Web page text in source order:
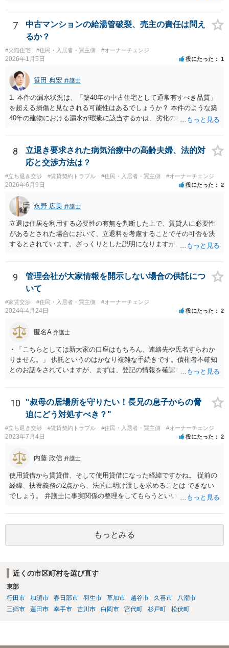
とにはなります。 また、建物は旦那さんも２分の１を相続したことに
なっていますが、 遺産分割未了のまま旦那さんが亡くなると、ご質問
者様がその２分の１の分を相続することになります。 借家に建ってい
る建物の相続問題が２０年以上未解決である理由が不明ではあります
が、 まずはその点をはっきりさせた方がよさそうですね。 ご質問に対
する回答は以上ですが、可能であれば、ご依頼になるかは別にして、
お近くの弁護士に直接相談されて、今後の対応についてアドバイスを
求めることをおすすめいたします。 ご参考にしていただけますと幸い
です。
7
中古マンションの給湯管破裂、売主の責任は問え
るか？
#欠陥住宅 #住民・入居者・買主側 #オーナーチェンジ
2026年1月5日 役にたった 1
笹田 典宏 弁護士
1. 本件の漏水状況は、「築40年の中古住宅として通常有すべき品質」
を超える損傷と見なされる可能性はあるでしょうか？ 本件のような築
40年の建物における漏水が瑕疵に該当するかは、劣化の程度や居住へ
ば、通常生じうる事象であるとも考えられます。 一方で、建物内部の
漏水は居住を困難にする要素の一つであり、漏水の箇所や程度によっ
ては瑕疵と判断される可能性があります。 2. 当方は購入時点で賃貸借
契約が継続中であり、給湯管等の劣化状態を実見できませんでした。
この点は契約不適合の主張において、有利な事情と評価される可能性
はありますか？ 当事者がその劣化状態を想定していたか（想定するの
が相当か）が重要ですので、劣化状態を確認していないことをもっ
て、直ちに有利な事情にはならないと思われます。 3. 売主または仲介
業者から、給湯管や水回りに関して劣化・交換歴などの説明は一切あ
りませんでした。この点は「説明義務違反」としての損害賠償請求に
使える可能性はありますか？ 売主または仲介業者が給湯管の劣化等を
認識していたにもかかわらず、説明を一切しなかった場合、説明義務
違反として損害賠償請求が認められる可能性があります。 4. 本件の給
湯管は壁体内に埋設されており、購入時の目視確認が困難でした。こ
のような隠れた部分の損傷は、契約不適合責任の対象となり得るでし
ょうか？ なりえます。 壁体内に埋設されているなど、購入時の通常の
注意では発見できない「隠れた」部分の損傷も、契約不適合責任の対
象となり得ます。「瑕疵」とは、目的物が通常有すべき品質・性能を
瑕疵の成否を直接左右するものではありません。
8
立退き要求された病気治療中の高齢夫婦、法的対
応と交渉方法は？
#立ち退き交渉 #賃貸契約トラブル #住民・入居者・買主側 #オーナーチェンジ
2026年6月9日 役にたった 2
永野 広美 弁護士
立退は住居を利用する必要性の有無を判断した上で、賃貸人に必要性
があるとされた場合において、立退料を考慮することでその可否を決
するとされています。ざっくりとした説明になりますが。具体的な事
聞かせください。
9
管理会社が大家情報を開示しない場合の供託につ
いて
#家賃交渉 #住民・入居者・買主側 #オーナーチェンジ
2024年4月24日 役にたった 2
匿名A 弁護士
・「こちらとしては新大家の口座はもちろん、連絡先や氏名すらわか
りません。」 供託というのはかなり複雑な手続きです。債権者不確知
とのお話をされていますが、まずは、登記の情報を確認なさってくだ
10
"叔母の居場所を守りたい！長兄の息子からの脅
迫にどう対処すべき？"
#立ち退き交渉 #賃貸契約トラブル #住民・入居者・買主側 #オーナーチェンジ
2023年7月4日 役にたった 2
内藤 政信 弁護士
使用貸借から賃貸借、そして使用貸借になった経緯ですかね。 従前の
経緯、扶養義務の2点から、法的に明け渡しを求めることは できない
でしょう。 弁護士に事実関係の整理をしてもらうといいでしょう。
もっとみる
近くの市区町村を選び直す
東部
行田市
加須市 春日部市 羽生市 草加市 越谷市 久喜市
八潮市
三郷市
蓮田市 幸手市 吉川市 白岡市 宮代町 杉戸町 松伏町